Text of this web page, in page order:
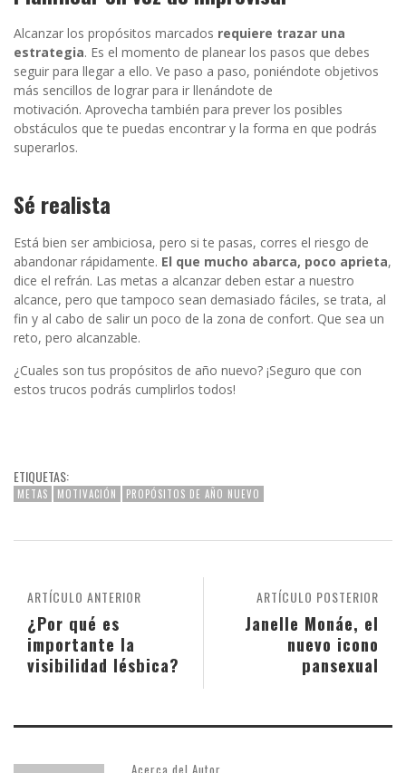
Alcanzar los propósitos marcados requiere trazar una
estrategia. Es el momento de planear los pasos que debes
seguir para llegar a ello. Ve paso a paso, poniéndote objetivos
más sencillos de lograr para ir llenándote de
motivación. Aprovecha también para prever los posibles
obstáculos que te puedas encontrar y la forma en que podrás
superarlos.
Sé realista
Está bien ser ambiciosa, pero si te pasas, corres el riesgo de
abandonar rápidamente. El que mucho abarca, poco aprieta,
dice el refrán. Las metas a alcanzar deben estar a nuestro
alcance, pero que tampoco sean demasiado fáciles, se trata, al
fin y al cabo de salir un poco de la zona de confort. Que sea un
reto, pero alcanzable.
¿Cuales son tus propósitos de año nuevo? ¡Seguro que con
estos trucos podrás cumplirlos todos!
ETIQUETAS:
METAS MOTIVACIÓN PROPÓSITOS DE AÑO NUEVO
ARTÍCULO POSTERIOR
Janelle Monáe, el
nuevo icono
pansexual
ARTÍCULO ANTERIOR
¿Por qué es
importante la
visibilidad lésbica?
Acerca del Autor